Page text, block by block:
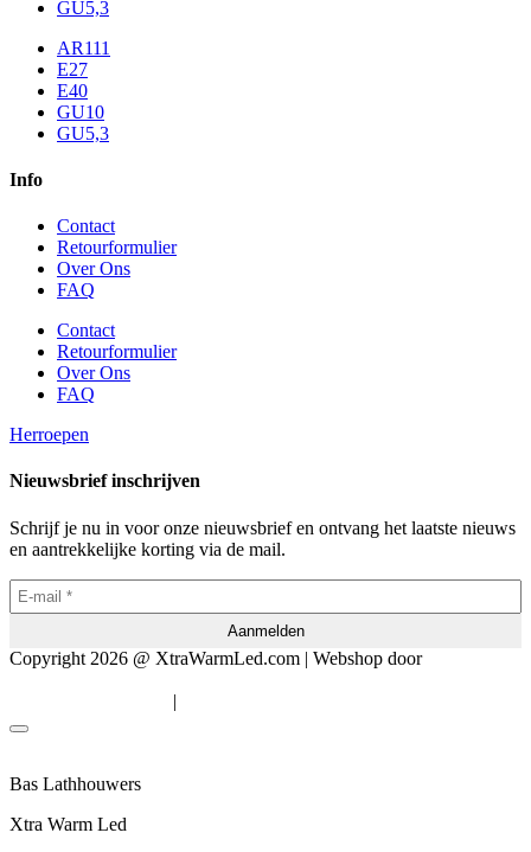
GU5,3
AR111
E27
E40
GU10
GU5,3
Info
Contact
Retourformulier
Over Ons
FAQ
Contact
Retourformulier
Over Ons
FAQ
Herroepen
Nieuwsbrief inschrijven
Schrijf je nu in voor onze nieuwsbrief en ontvang het laatste nieuws
en aantrekkelijke korting via de mail.
Copyright 2026 @ XtraWarmLed.com | Webshop door
|
Bas Lathhouwers
Xtra Warm Led